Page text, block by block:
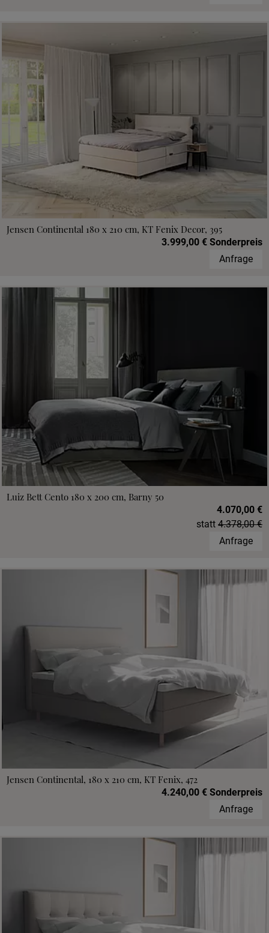
Jensen Continental 180 x 210 cm, KT Fenix Decor, 395
3.999,00 € Sonderpreis
Anfrage
Luiz Bett Cento 180 x 200 cm, Barny 50
4.070,00 €
statt 4.378,00 €
Anfrage
Jensen Continental, 180 x 210 cm, KT Fenix, 472
4.240,00 € Sonderpreis
Anfrage